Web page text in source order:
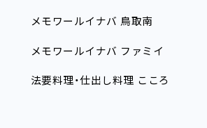
メモワールイナバ 鳥取南
メモワールイナバ ファミイ
法要料理・仕出し料理 こころ